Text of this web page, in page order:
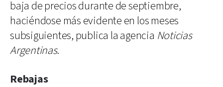
baja de precios durante de septiembre,
haciéndose más evidente en los meses
subsiguientes, publica la agencia Noticias
Argentinas.
Rebajas